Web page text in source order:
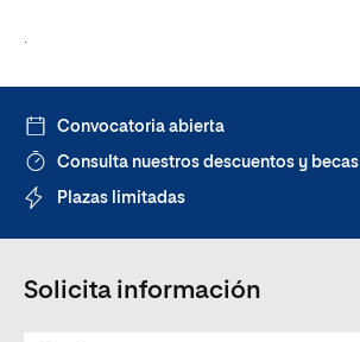
.
Convocatoria abierta
Consulta nuestros descuentos y becas
Plazas limitadas
Solicita información